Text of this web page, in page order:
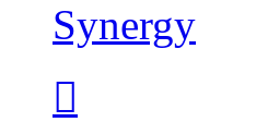
Synergy
